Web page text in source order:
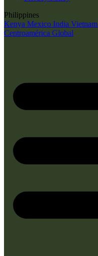
Philippines
Kenya Mexico India Vietnam
Centroamérica Global